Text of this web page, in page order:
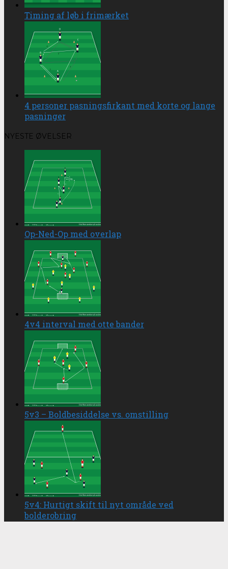
Timing af løb i frimærket
4 personer pasningsfirkant med korte og lange
pasninger
NYESTE ØVELSER
Op-Ned-Op med overlap
4v4 interval med otte bander
5v3 – Boldbesiddelse vs. omstilling
5v4: Hurtigt skift til nyt område ved
bolderobring